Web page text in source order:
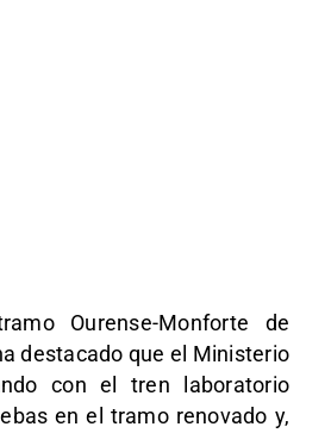
Ourense-Monforte de
destacado que el Ministerio
con el tren laboratorio
en el tramo renovado y,